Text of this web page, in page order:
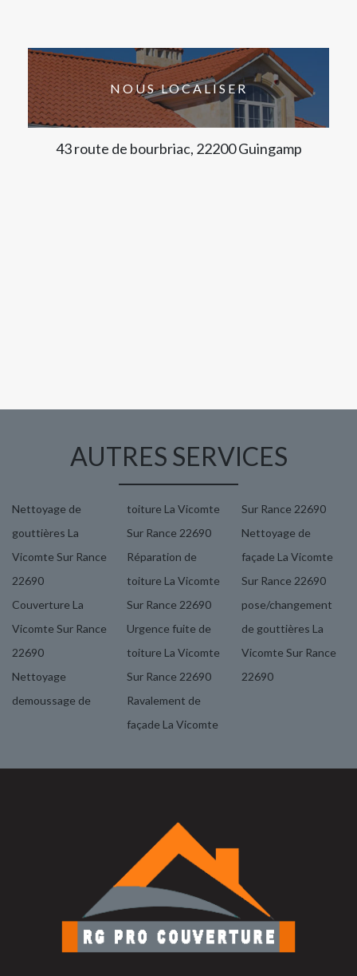
NOUS LOCALISER
43 route de bourbriac, 22200 Guingamp
AUTRES SERVICES
Nettoyage de
gouttières La
Vicomte Sur Rance
22690
Couverture La
Vicomte Sur Rance
22690
Nettoyage
demoussage de
toiture La Vicomte
Sur Rance 22690
Réparation de
toiture La Vicomte
Sur Rance 22690
Urgence fuite de
toiture La Vicomte
Sur Rance 22690
Ravalement de
façade La Vicomte
Sur Rance 22690
Nettoyage de
façade La Vicomte
Sur Rance 22690
pose/changement
de gouttières La
Vicomte Sur Rance
22690